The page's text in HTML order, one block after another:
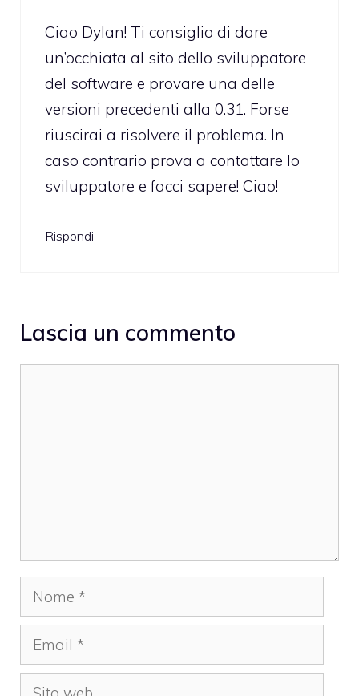
Ciao Dylan! Ti consiglio di dare
un’occhiata al sito dello sviluppatore
del software e provare una delle
versioni precedenti alla 0.31. Forse
riuscirai a risolvere il problema. In
caso contrario prova a contattare lo
sviluppatore e facci sapere! Ciao!
Rispondi
Lascia un commento
Nome
Email
Sito